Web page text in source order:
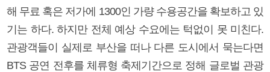
해 무료 혹은 저가에 1300인 가량 수용공간을 확보하고 있
기는 하다. 하지만 전체 예상 수요에는 턱없이 못 미친다.
관광객들이 실제로 부산을 떠나 다른 도시에서 묵는다면
BTS 공연 전후를 체류형 축제기간으로 정해 글로벌 관광